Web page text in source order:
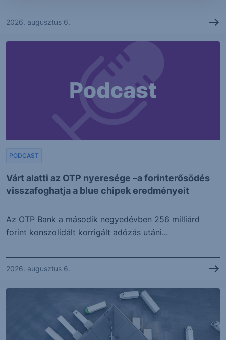
2026. augusztus 6.
Várt alatti az OTP nyeresége –a forinterősödés
visszafoghatja a blue chipek eredményeit
PODCAST
Az OTP Bank a második negyedévben 256 milliárd
forint konszolidált korrigált adózás utáni...
2026. augusztus 6.